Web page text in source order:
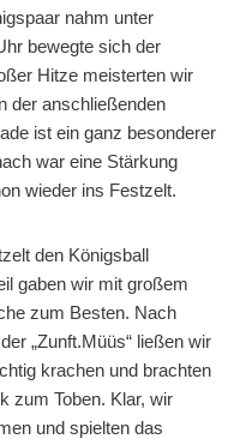
nahm unter
bewegte sich der
Hitze meisterten wir
der anschließenden
ist ein ganz besonderer
war eine Stärkung
wieder ins Festzelt.
den Königsball
gaben wir mit großem
zum Besten. Nach
„Zunft.Müüs“ ließen wir
krachen und brachten
zum Toben. Klar, wir
und spielten das